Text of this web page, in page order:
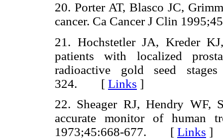
20. Porter AT, Blasco JC,
cancer. Ca Cancer J Clin
21. Hochstetler JA, Kreder
patients with localized
radioactive gold seed
324. [ Links ]
22. Sheager RJ, Hendry WF,
accurate monitor of human
1973;45:668-677. [ Links ]